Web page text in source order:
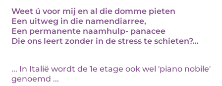
Weet ú voor mij en al die domme pieten
Een uitweg in die namendiarree,
Een permanente naamhulp- panacee
Die ons leert zonder in de stress te schieten?...
... In Italië wordt de 1e etage ook wel 'piano nobile'
genoemd ...